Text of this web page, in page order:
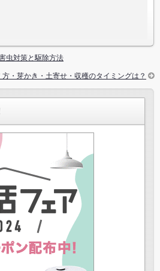
虫対策と駆除方法
・芽かき・土寄せ・収穫のタイミングは？